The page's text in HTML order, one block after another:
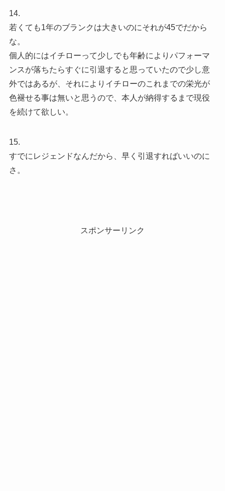
14.
若くても1年のブランクは大きいのにそれが45でだから
な。
個人的にはイチローって少しでも年齢によりパフォーマ
ンスが落ちたらすぐに引退すると思っていたので少し意
外ではあるが、それによりイチローのこれまでの栄光が
色褪せる事は無いと思うので、本人が納得するまで現役
を続けて欲しい。
15.
すでにレジェンドなんだから、早く引退すればいいのに
さ。
スポンサーリンク